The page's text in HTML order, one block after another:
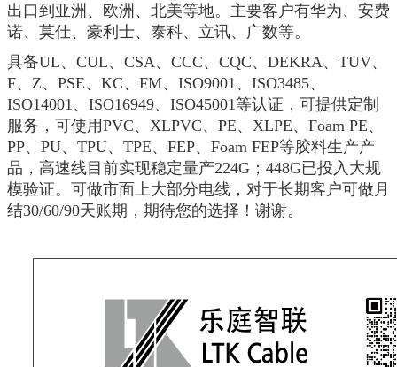
出口到亚洲、欧洲、北美等地。主要客户有华为、安费
诺、莫仕、豪利士、泰科、立讯、广数等。
具备UL、CUL、CSA、CCC、CQC、DEKRA、TUV、
F、Z、PSE、KC、FM、ISO9001、ISO3485、
ISO14001、ISO16949、ISO45001等认证，可提供定制
服务，可使用PVC、XLPVC、PE、XLPE、Foam PE、
PP、PU、TPU、TPE、FEP、Foam FEP等胶料生产产
品，高速线目前实现稳定量产224G；448G已投入大规
模验证。可做市面上大部分电线，对于长期客户可做月
结30/60/90天账期，期待您的选择！谢谢。